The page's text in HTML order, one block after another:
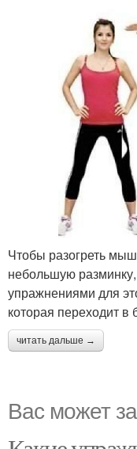
Чтобы разогреть
небольшую
упражнениями для
которая переходит в
читать дальше →
Вас может